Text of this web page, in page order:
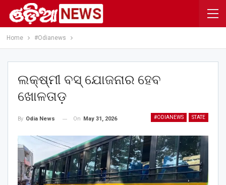
Home #Odianews
ଲକ୍ଷ୍ମୀ ବସ୍‌ ଯୋଜନାର ହେବ
ଖୋଳତାଡ଼
#ODIANEWS STATE
By Odia News On May 31, 2026